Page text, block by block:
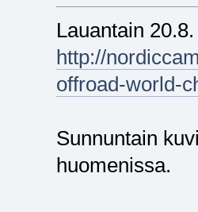
Lauantain
http://
offroad-world-
Sunnuntain
huomenissa.